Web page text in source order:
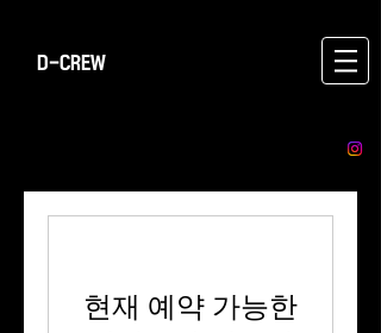
D-CREW
현재 예약 가능한